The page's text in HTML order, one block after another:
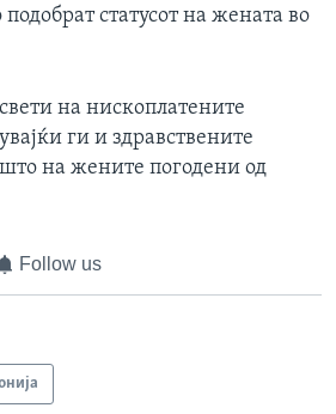
статусот на жената во
на нископлатените
ги и здравствените
на жените погодени од
Follow us